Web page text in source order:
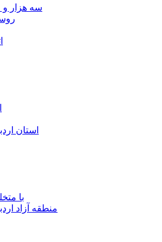
سه هزار و ۷۰۰ میلیارد ریال برای توسعه زیرساخت عشایر اردبیل ابلاغ شد
۴۰
استان
با
منطقه آزاد